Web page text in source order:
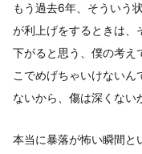
もう過去6年、そういう
が利上げをするときは、
下がると思う、僕の考え
こでめげちゃいけないん
ないから、傷は深くない
本当に暴落が怖い瞬間と